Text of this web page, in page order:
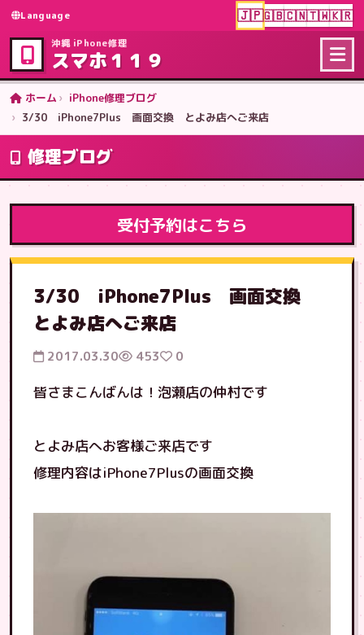
Language 🇯🇵🇬🇧🇨🇳🇹🇼🇰🇷
沖縄 iPhone修理
スマホ１１９
ホーム
iPhone修理ブログ
3/30 iPhone7Plus 画面交換 とよみ店へご来店
修理ブログ
受付予約はこちら
3/30 iPhone7Plus 画面交換
とよみ店へご来店
2017.03.30 453 0
皆さまこんばんは！泡瀬店の仲村です
とよみ店へお客様ご来店です
修理内容はiPhone7Plusの画面交換